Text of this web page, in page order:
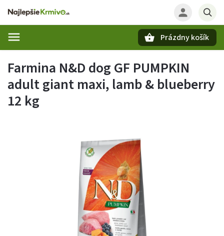
Prázdny košík
Farmina N&D dog GF PUMPKIN
adult giant maxi, lamb & blueberry
12 kg